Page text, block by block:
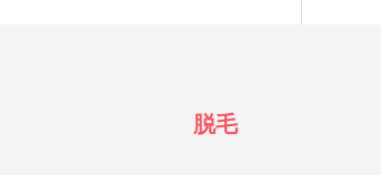
脱毛